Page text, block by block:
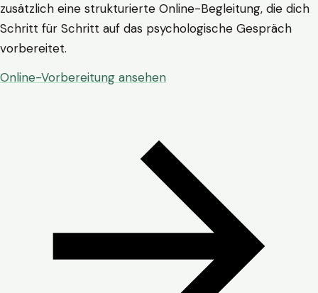
zusätzlich eine strukturierte Online-Begleitung, die dich
Schritt für Schritt auf das psychologische Gespräch
vorbereitet.
Online-Vorbereitung ansehen